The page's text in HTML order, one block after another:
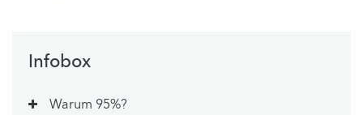
Infobox
Warum 95%?